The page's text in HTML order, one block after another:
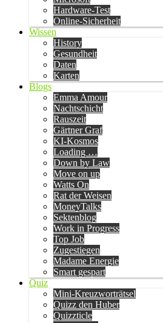
Hardware-Test
Online-Sicherheit
Wissen
History
Gesundheit
Daten
Karten
Blogs
Emma Amour
Nachtschicht
Rauszeit
Gärtner Graf
KI-Kosmos
Loading …
Down by Law
Move on up
Watts On
Rat der Weisen
MoneyTalks
Sektenblog
Work in Progress
Top Job
Zugestiegen
Madame Energie
Smart gespart
Quiz
Mini-Kreuzworträtsel
Quizz den Huber
Quizzticle